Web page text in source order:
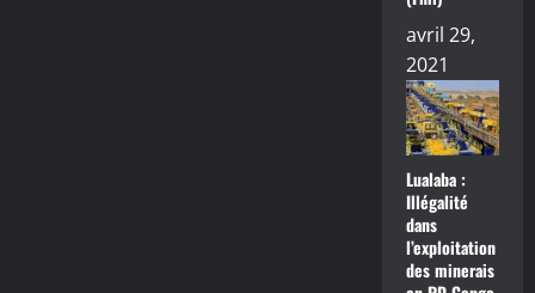
avril 29,
2021
Lualaba :
Illégalité
dans
l’exploitation
des minerais